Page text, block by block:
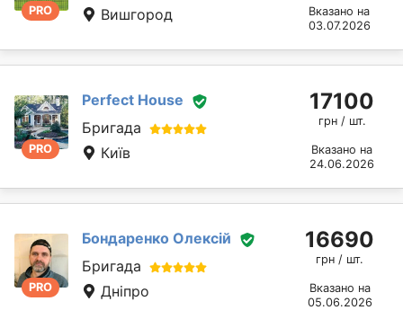
PRO
Вишгород
Вказано на
03.07.2026
PRO
Perfect House
Бригада
Київ
17100
грн / шт.
Вказано на
24.06.2026
PRO
Бондаренко Олексій
Бригада
Дніпро
16690
грн / шт.
Вказано на
05.06.2026